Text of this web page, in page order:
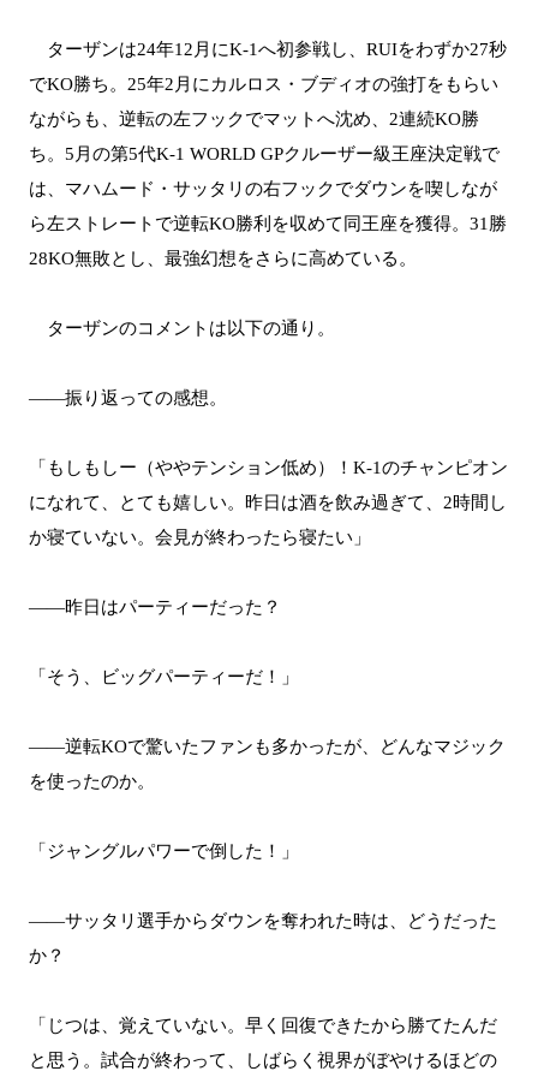
ターザンは24年12月にK-1へ初参戦し、RUIをわずか27秒
でKO勝ち。25年2月にカルロス・ブディオの強打をもらい
ながらも、逆転の左フックでマットへ沈め、2連続KO勝
ち。5月の第5代K-1 WORLD GPクルーザー級王座決定戦で
は、マハムード・サッタリの右フックでダウンを喫しなが
ら左ストレートで逆転KO勝利を収めて同王座を獲得。31勝
28KO無敗とし、最強幻想をさらに高めている。
ターザンのコメントは以下の通り。
――振り返っての感想。
「もしもしー（ややテンション低め）！K-1のチャンピオン
になれて、とても嬉しい。昨日は酒を飲み過ぎて、2時間し
か寝ていない。会見が終わったら寝たい」
――昨日はパーティーだった？
「そう、ビッグパーティーだ！」
――逆転KOで驚いたファンも多かったが、どんなマジック
を使ったのか。
「ジャングルパワーで倒した！」
――サッタリ選手からダウンを奪われた時は、どうだった
か？
「じつは、覚えていない。早く回復できたから勝てたんだ
と思う。試合が終わって、しばらく視界がぼやけるほどの